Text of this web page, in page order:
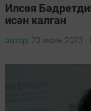
Илсөя
исән калган
автор, 23 июнь 2023 -